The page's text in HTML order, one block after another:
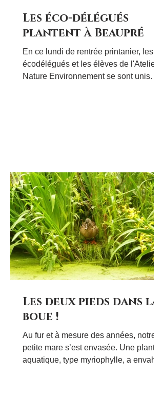
Les éco-délégués
plantent à Beaupré
En ce lundi de rentrée printanier, les
écodélégués et les élèves de l'Atelier
Nature Environnement se sont unis
les restaurants scolaires, les
restaurants d'entreprises, les hôpitaux,
etc, et qui les valorise en les
Les deux pieds dans la
boue !
Au fur et à mesure des années, notre
petite mare s’est envasée. Une plante
aquatique, type myriophylle, a envahit